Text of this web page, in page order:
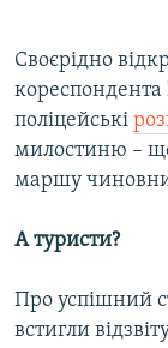
Своєрідно
кореспондента
поліцейські
милостиню –
маршу
А туристи?
Про успішний
встигли